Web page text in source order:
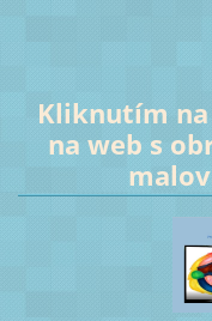
Kliknutím
na web s